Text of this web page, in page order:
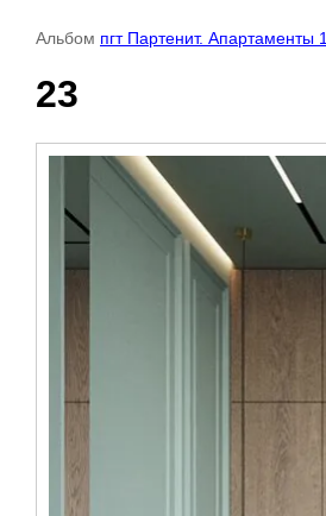
Альбом пгт Партенит. Апартаменты 1
23